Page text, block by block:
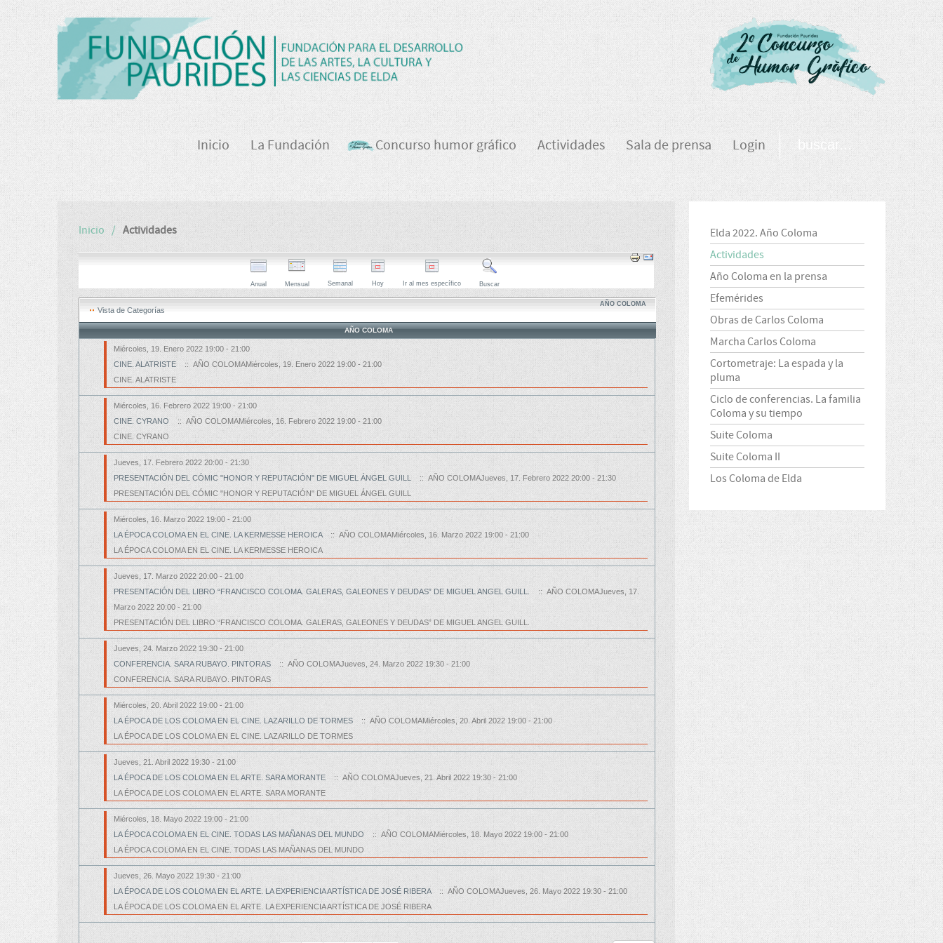
Inicio La Fundación Concurso humor gráfico Actividades Sala de prensa Login
Inicio Actividades
Anual Mensual Semanal Hoy Ir al mes específico Buscar
Vista de Categorías
AÑO COLOMA
AÑO COLOMA
Miércoles, 19. Enero 2022 19:00 - 21:00
CINE. ALATRISTE
:: AÑO COLOMAMiércoles, 19. Enero 2022 19:00 - 21:00
CINE. ALATRISTE
Miércoles, 16. Febrero 2022 19:00 - 21:00
CINE. CYRANO
:: AÑO COLOMAMiércoles, 16. Febrero 2022 19:00 - 21:00
CINE. CYRANO
Jueves, 17. Febrero 2022 20:00 - 21:30
PRESENTACIÓN DEL CÓMIC "HONOR Y REPUTACIÓN" DE MIGUEL ÁNGEL GUILL
:: AÑO COLOMAJueves, 17. Febrero 2022 20:00 - 21:30
PRESENTACIÓN DEL CÓMIC "HONOR Y REPUTACIÓN" DE MIGUEL ÁNGEL GUILL
Miércoles, 16. Marzo 2022 19:00 - 21:00
LA ÉPOCA COLOMA EN EL CINE. LA KERMESSE HEROICA
:: AÑO COLOMAMiércoles, 16. Marzo 2022 19:00 - 21:00
LA ÉPOCA COLOMA EN EL CINE. LA KERMESSE HEROICA
Jueves, 17. Marzo 2022 20:00 - 21:00
PRESENTACIÓN DEL LIBRO “FRANCISCO COLOMA. GALERAS, GALEONES Y DEUDAS” DE MIGUEL ANGEL GUILL.
:: AÑO COLOMAJueves, 17.
Marzo 2022 20:00 - 21:00
PRESENTACIÓN DEL LIBRO “FRANCISCO COLOMA. GALERAS, GALEONES Y DEUDAS” DE MIGUEL ANGEL GUILL.
Jueves, 24. Marzo 2022 19:30 - 21:00
CONFERENCIA. SARA RUBAYO. PINTORAS
:: AÑO COLOMAJueves, 24. Marzo 2022 19:30 - 21:00
CONFERENCIA. SARA RUBAYO. PINTORAS
Miércoles, 20. Abril 2022 19:00 - 21:00
LA ÉPOCA DE LOS COLOMA EN EL CINE. LAZARILLO DE TORMES
:: AÑO COLOMAMiércoles, 20. Abril 2022 19:00 - 21:00
LA ÉPOCA DE LOS COLOMA EN EL CINE. LAZARILLO DE TORMES
Jueves, 21. Abril 2022 19:30 - 21:00
LA ÉPOCA DE LOS COLOMA EN EL ARTE. SARA MORANTE
:: AÑO COLOMAJueves, 21. Abril 2022 19:30 - 21:00
LA ÉPOCA DE LOS COLOMA EN EL ARTE. SARA MORANTE
Miércoles, 18. Mayo 2022 19:00 - 21:00
LA ÉPOCA COLOMA EN EL CINE. TODAS LAS MAÑANAS DEL MUNDO
:: AÑO COLOMAMiércoles, 18. Mayo 2022 19:00 - 21:00
LA ÉPOCA COLOMA EN EL CINE. TODAS LAS MAÑANAS DEL MUNDO
Jueves, 26. Mayo 2022 19:30 - 21:00
LA ÉPOCA DE LOS COLOMA EN EL ARTE. LA EXPERIENCIA ARTÍSTICA DE JOSÉ RIBERA
:: AÑO COLOMAJueves, 26. Mayo 2022 19:30 - 21:00
LA ÉPOCA DE LOS COLOMA EN EL ARTE. LA EXPERIENCIA ARTÍSTICA DE JOSÉ RIBERA
Elda 2022. Año Coloma
Actividades
Año Coloma en la prensa
Efemérides
Obras de Carlos Coloma
Marcha Carlos Coloma
Cortometraje: La espada y la
pluma
Ciclo de conferencias. La familia
Coloma y su tiempo
Suite Coloma
Suite Coloma II
Los Coloma de Elda